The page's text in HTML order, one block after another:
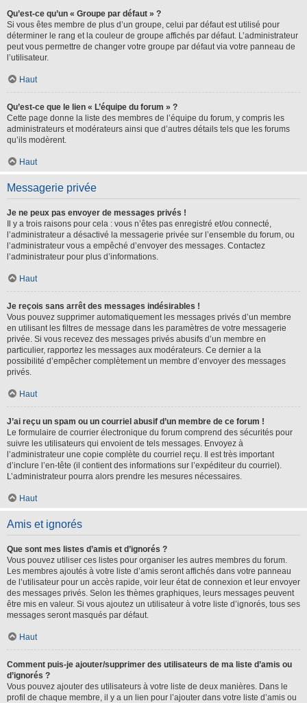
Qu’est-ce qu’un « Groupe par défaut » ?
Si vous êtes membre de plus d’un groupe, celui par défaut est utilisé pour
déterminer le rang et la couleur de groupe affichés par défaut. L’administrateur
peut vous permettre de changer votre groupe par défaut via votre panneau de
l’utilisateur.
Haut
Qu’est-ce que le lien « L’équipe du forum » ?
Cette page donne la liste des membres de l’équipe du forum, y compris les
administrateurs et modérateurs ainsi que d’autres détails tels que les forums
qu’ils modèrent.
Haut
Messagerie privée
Je ne peux pas envoyer de messages privés !
Il y a trois raisons pour cela : vous n’êtes pas enregistré et/ou connecté,
l’administrateur a désactivé la messagerie privée sur l’ensemble du forum, ou
l’administrateur vous a empêché d’envoyer des messages. Contactez
l’administrateur pour plus d’informations.
Haut
Je reçois sans arrêt des messages indésirables !
Vous pouvez supprimer automatiquement les messages privés d’un membre
en utilisant les filtres de message dans les paramètres de votre messagerie
privée. Si vous recevez des messages privés abusifs d’un membre en
particulier, rapportez les messages aux modérateurs. Ce dernier a la
possibilité d’empêcher complètement un membre d’envoyer des messages
privés.
Haut
J’ai reçu un spam ou un courriel abusif d’un membre de ce forum !
Le formulaire de courrier électronique du forum comprend des sécurités pour
suivre les utilisateurs qui envoient de tels messages. Envoyez à
l’administrateur une copie complète du courriel reçu. Il est très important
d’inclure l’en-tête (il contient des informations sur l’expéditeur du courriel).
L’administrateur pourra alors prendre les mesures nécessaires.
Haut
Amis et ignorés
Que sont mes listes d’amis et d’ignorés ?
Vous pouvez utiliser ces listes pour organiser les autres membres du forum.
Les membres ajoutés à votre liste d’amis seront affichés dans votre panneau
de l’utilisateur pour un accès rapide, voir leur état de connexion et leur envoyer
des messages privés. Selon les thèmes graphiques, leurs messages peuvent
être mis en valeur. Si vous ajoutez un utilisateur à votre liste d’ignorés, tous ses
messages seront masqués par défaut.
Haut
Comment puis-je ajouter/supprimer des utilisateurs de ma liste d’amis ou
d’ignorés ?
Vous pouvez ajouter des utilisateurs à votre liste de deux manières. Dans le
profil de chaque membre, il y a un lien pour l’ajouter dans votre liste d’amis ou